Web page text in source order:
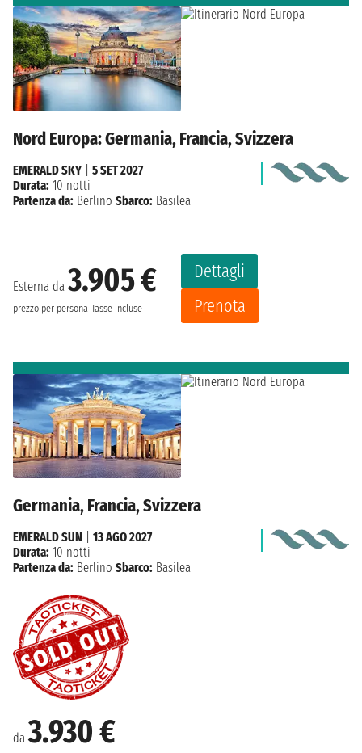
Nord Europa: Germania, Francia, Svizzera
Esterna da3.905 €
prezzo per persona Tasse incluse
Dettagli
Prenota
EMERALD SKY
5 SET 2027
Durata: 10 notti
Partenza da: Berlino Sbarco: Basilea
Germania, Francia, Svizzera
da3.930 €
EMERALD SUN
13 AGO 2027
Durata: 10 notti
Partenza da: Berlino Sbarco: Basilea